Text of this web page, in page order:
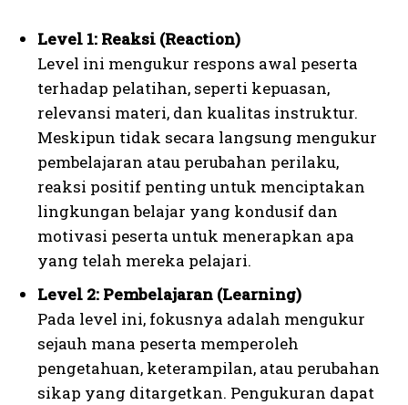
Level 1: Reaksi (Reaction)
Level ini mengukur respons awal peserta
terhadap pelatihan, seperti kepuasan,
relevansi materi, dan kualitas instruktur.
Meskipun tidak secara langsung mengukur
pembelajaran atau perubahan perilaku,
reaksi positif penting untuk menciptakan
lingkungan belajar yang kondusif dan
motivasi peserta untuk menerapkan apa
yang telah mereka pelajari.
Level 2: Pembelajaran (Learning)
Pada level ini, fokusnya adalah mengukur
sejauh mana peserta memperoleh
pengetahuan, keterampilan, atau perubahan
sikap yang ditargetkan. Pengukuran dapat